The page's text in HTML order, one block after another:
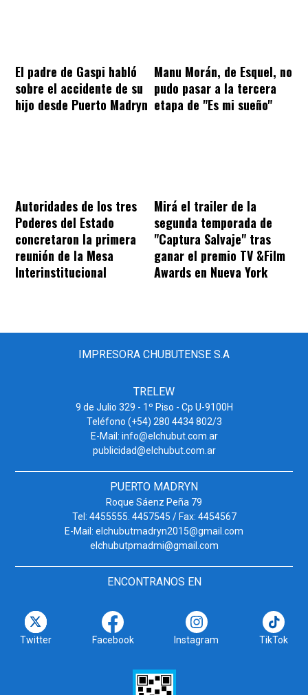
El padre de Gaspi habló
sobre el accidente de su
hijo desde Puerto Madryn
Manu Morán, de Esquel, no
pudo pasar a la tercera
etapa de "Es mi sueño"
Autoridades de los tres
Poderes del Estado
concretaron la primera
reunión de la Mesa
Interinstitucional
Mirá el trailer de la
segunda temporada de
"Captura Salvaje" tras
ganar el premio TV &Film
Awards en Nueva York
IMPRESORA CHUBUTENSE S.A
TRELEW
9 de Julio 329 - 1º Piso - Cp U-9100H
Teléfono (+54) 280 4434 802/3
E-Mail: info@elchubut.com.ar
publicidad@elchubut.com.ar
PUERTO MADRYN
Roque Sáenz Peña 79
Tel: 4455555. 4457545 / Fax: 4454567
E-Mail: elchubutmadryn2015@gmail.com
elchubutpmadmi@gmail.com
ENCONTRANOS EN
Twitter Facebook Instagram TikTok